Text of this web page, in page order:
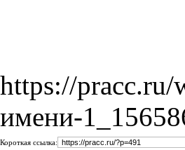
https://pracc.ru/
имени-
Короткая ссылка: